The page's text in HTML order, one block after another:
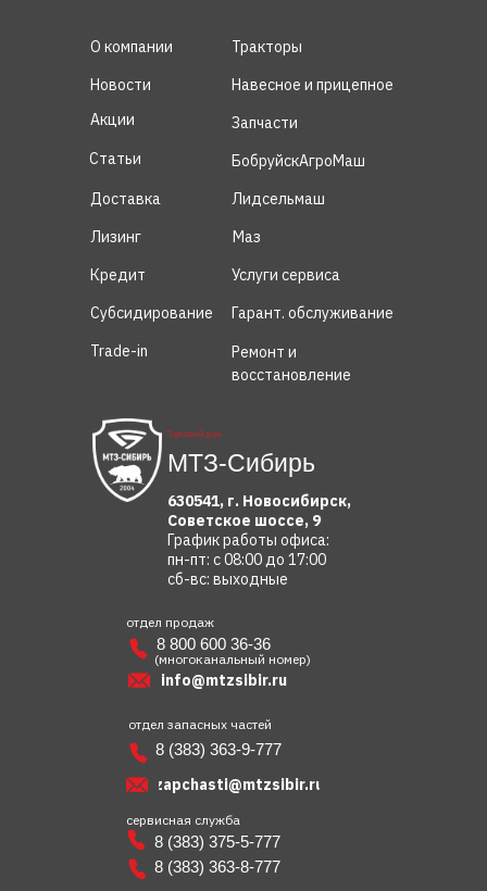
Торговый дом
МТЗ-Сибирь
Акции
Статьи
Новости
Trade-in
Субсидирование
Кредит
Лизинг
Ремонт и
восстановление
Гарант. обслуживание
Услуги сервиса
Доставка
Маз
Лидсельмаш
БобруйскАгроМаш
Запчасти
Навесное и прицепное
Тракторы
О компании
630541, г. Новосибирск,
Советское шоссе, 9
График работы офиса:
пн-пт: с 08:00 до 17:00
сб-вс: выходные
zapchasti@mtzsibir.ru
отдел запасных частей
сервисная служба
info@mtzsibir.ru
8 (383) 375-5-777
отдел продаж
(многоканальный номер)
8 800 600 36-36
8 (383) 363-9-777
8 (383) 363-8-777